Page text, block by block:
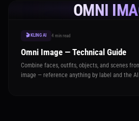
OMNI
🎬 KLING AI 4 min read
Omni Image — Technical Guide
Combine faces, outfits, objects, and scenes
image — reference anything by label and the